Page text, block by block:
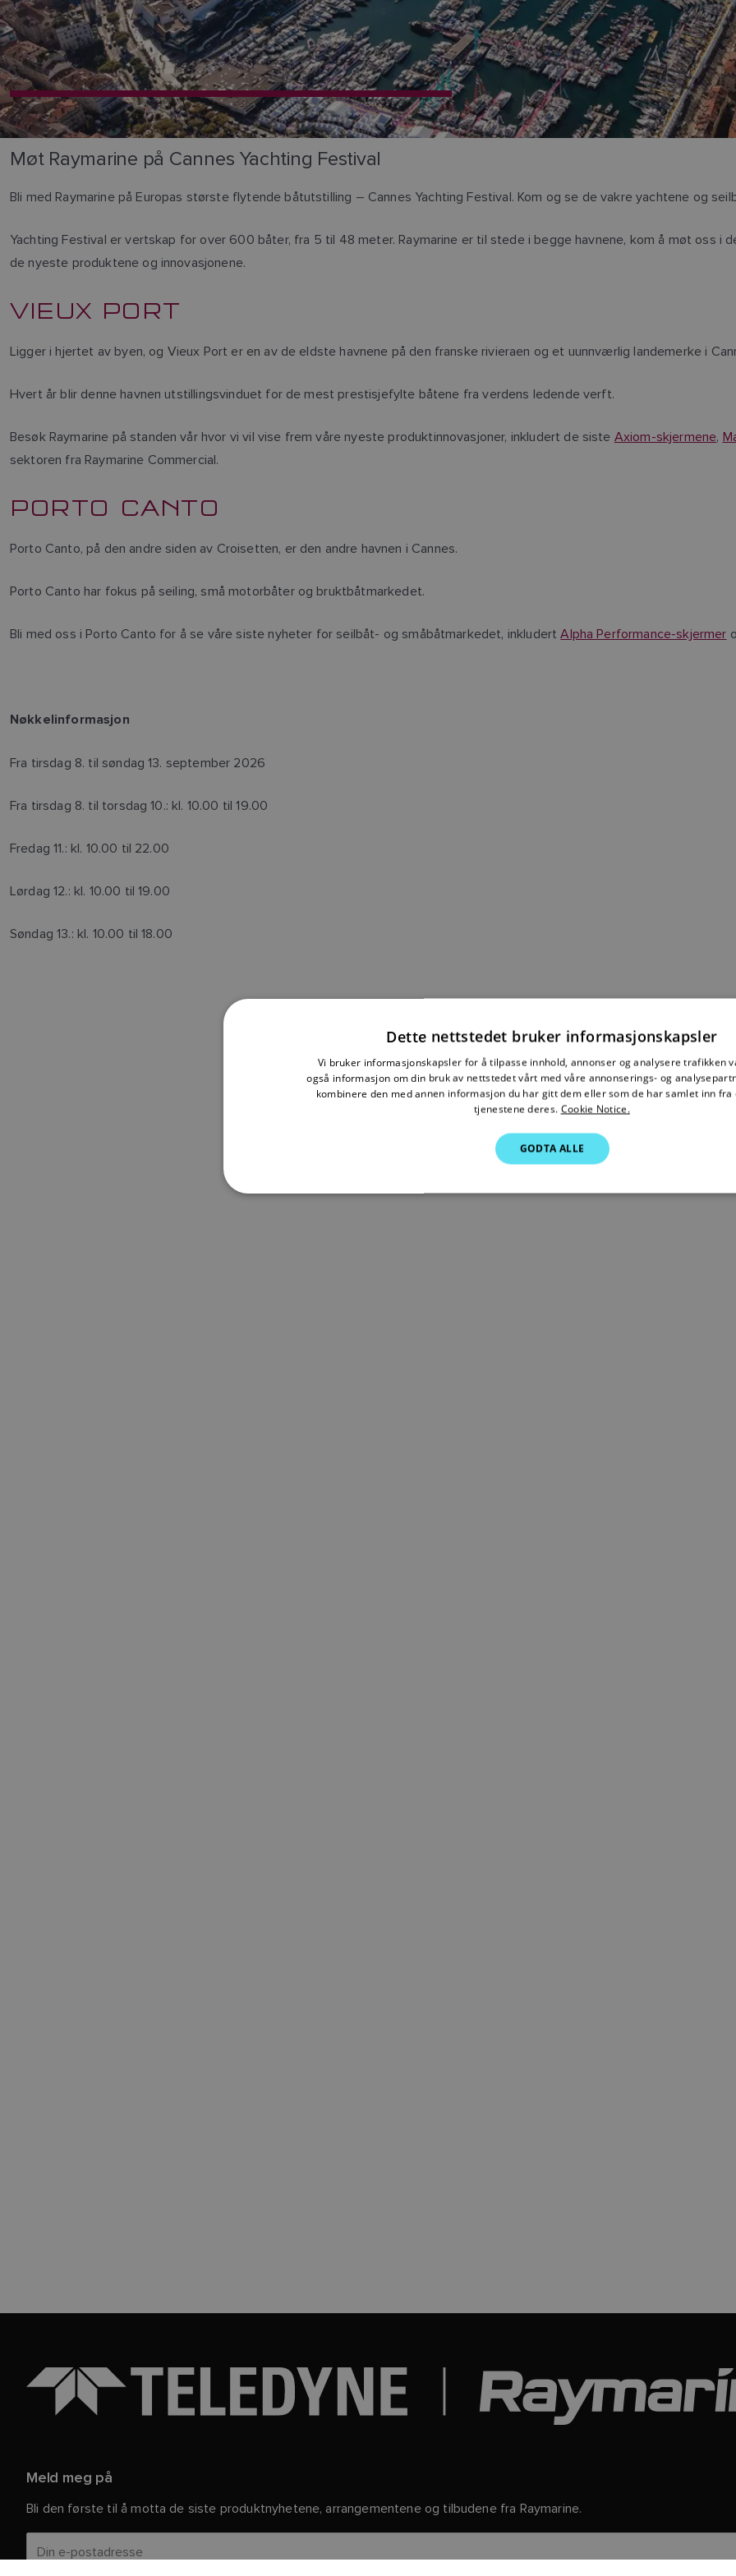
Møt Raymarine på Cannes Yachting Festival
Bli med Raymarine på Europas største flytende båtutstilling – Cannes Yachting Festival. Kom og se de vakre yachtene og
Yachting Festival er vertskap for over 600 båter, fra 5 til 48 meter. Raymarine er til stede i begge havnene, kom å møt oss i
de nyeste produktene og innovasjonene.
VIEUX PORT
Ligger i hjertet av byen, og Vieux Port er en av de eldste havnene på den franske rivieraen og et uunnværlig landemerke i
Hvert år blir denne havnen utstillingsvinduet for de mest prestisjefylte båtene fra verdens ledende verft.
Besøk Raymarine på standen vår hvor vi vil vise frem våre nyeste produktinnovasjoner, inkludert de siste Axiom-skjermene,
sektoren fra Raymarine Commercial.
PORTO CANTO
Porto Canto, på den andre siden av Croisetten, er den andre havnen i Cannes.
Porto Canto har fokus på seiling, små motorbåter og bruktbåtmarkedet.
Bli med oss i Porto Canto for å se våre siste nyheter for seilbåt- og småbåtmarkedet, inkludertAlpha Performance-skjermer
Nøkkelinformasjon
Fra tirsdag 8. til søndag 13. september 2026
Fra tirsdag 8. til torsdag 10.: kl. 10.00 til 19.00
Fredag 11.: kl. 10.00 til 22.00
Lørdag 12.: kl. 10.00 til 19.00
Søndag 13.: kl. 10.00 til 18.00
Meld meg på
Bli den første til å motta de siste produktnyhetene, arrangementene og tilbudene fra Raymarine.
Dette nettstedet bruker informasjonskapsler
Vi bruker informasjonskapsler for å tilpasse innhold, annonser og analysere trafikken
også informasjon om din bruk av nettstedet vårt med våre annonserings- og
kombinere den med annen informasjon du har gitt dem eller som de har samlet inn fra
tjenestene deres. Cookie Notice.
GODTA ALLE